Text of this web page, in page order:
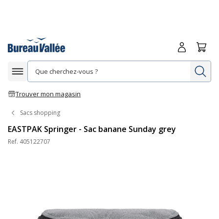
Afficher la navigation
Trouver mon magasin
Me
Sacs shopping
EASTPAK Springer - Sac banane Sunday grey
Ref. 405122707